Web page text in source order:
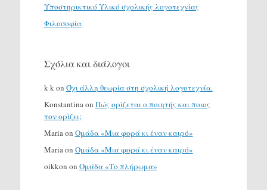
Υποστηρικτικό Υλικό σχολικής λογοτεχνίας
Φιλοσοφία
Σχόλια και διάλογοι
k kon Όχι άλλη θεωρία στη σχολική λογοτεχνία.
Konstantinaon Πώς ορίζεται ο ποιητής και ποιος
τον ορίζει;
Mariaon Ομάδα «Μια φορά κι έναν καιρό»
Mariaon Ομάδα «Μια φορά κι έναν καιρό»
oikkon on Ομάδα «Το πλήρωμα»